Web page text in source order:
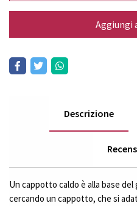
Aggiungi
Descrizione
Un cappotto caldo è alla base
cercando un cappotto, che si